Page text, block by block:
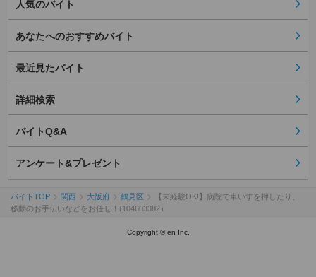
人気のバイト
あなたへのおすすめバイト
最近見たバイト
詳細検索
バイトQ&A
アンケート&プレゼント
バイトTOP 関西 大阪府 鶴見区
【未経験OK!】病院で車いすを押したり、
移動のお手伝いなどをお任せ！(104603382）
Copyright © en Inc.